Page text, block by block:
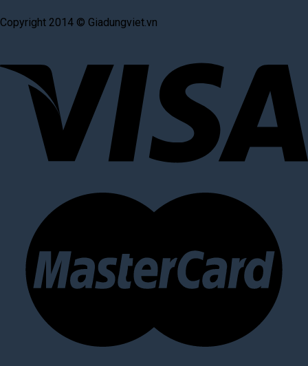
Copyright 2014 © Giadungviet.vn